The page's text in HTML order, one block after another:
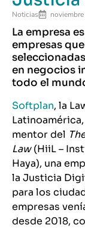
Noticias
La empresa
empresas
en negocios
todo el
Softplan, la
mentor del
Law(HiiL –
Haya), una
la Justicia
para los
empresas
desde 2018,